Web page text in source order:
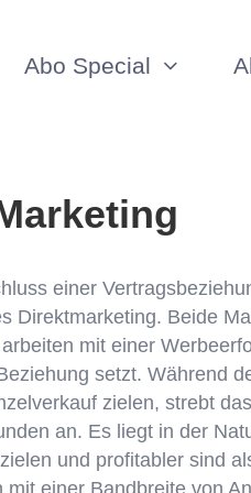
Abo Special
einer
Direktmarketing. Beide
mit einer
setzt. Während
zielen, strebt
an. Es liegt in der
und profitabler sind
einer Bandbreite von